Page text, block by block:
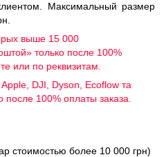
Максимальный размер
выше 15 000
только после 100%
или по реквизитам.
DJI, Dyson, Ecoflow та
после 100% оплаты заказа.
стоимостью более 10 000 грн)